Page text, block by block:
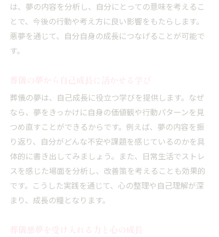
は、夢の内容を分析し、自分にとっての意味を考えるこ
とで、今後の行動や考え方に良い影響をもたらします。
悪夢を通じて、自分自身の成長につなげることが可能で
す。
葬儀の夢は、自己成長に役立つ学びを提供します。なぜ
なら、夢をきっかけに自身の価値観や行動パターンを見
つめ直すことができるからです。例えば、夢の内容を振
り返り、自分がどんな不安や課題を感じているのかを具
体的に書き出してみましょう。また、日常生活でストレ
スを感じた場面を分析し、改善策を考えることも効果的
です。こうした実践を通じて、心の整理や自己理解が深
まり、成長の糧となります。